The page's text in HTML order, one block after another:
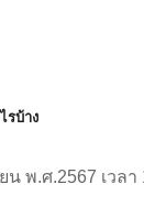
รบ้าง
น พ.ศ.2567 เวลา